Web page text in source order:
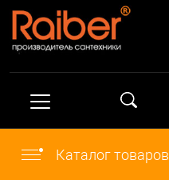
Каталог товаров